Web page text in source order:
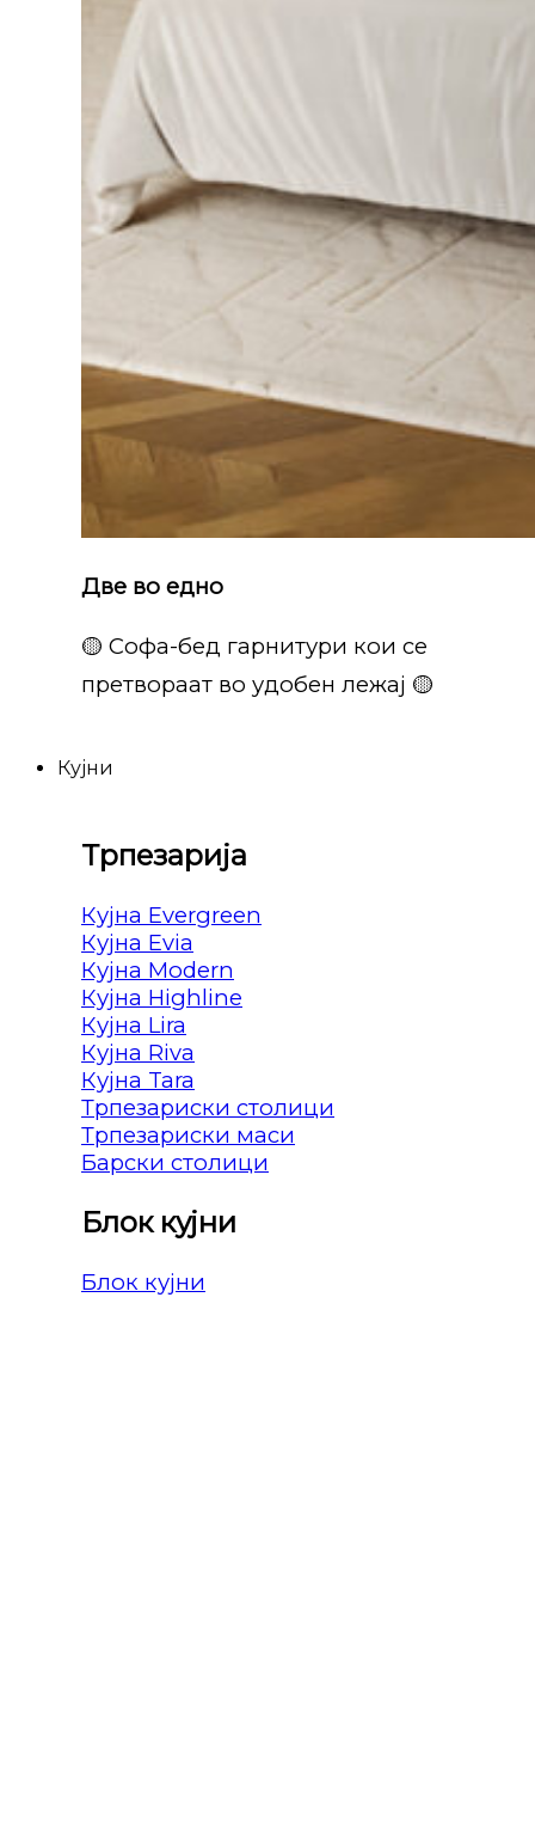
Две во едно
🟡 Софа-бед гарнитури кои се
претвораат во удобен лежај 🟡
Кујни
Трпезарија
Кујна Evergreen
Кујна Evia
Кујна Modern
Кујна Highline
Кујна Lira
Кујна Riva
Кујна Tara
Трпезариски столици
Трпезариски маси
Барски столици
Блок кујни
Блок кујни